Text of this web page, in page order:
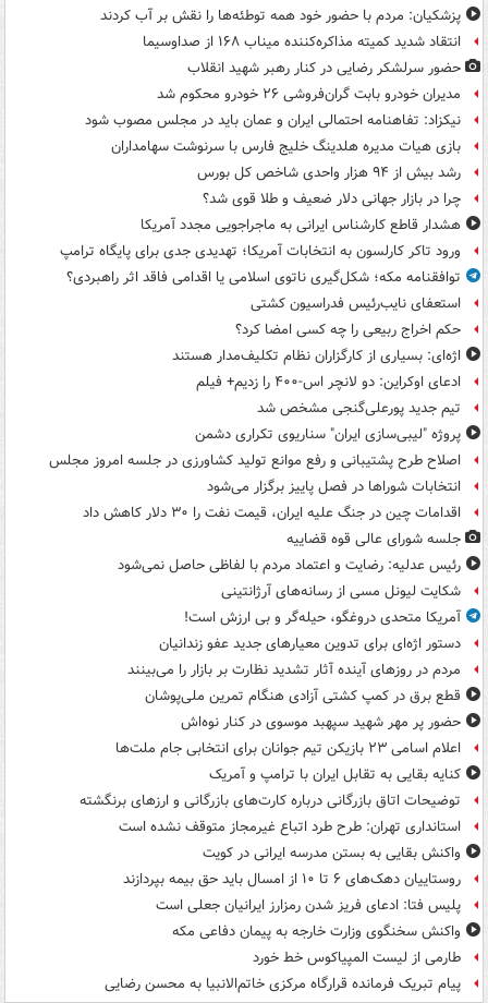
پزشکیان: مردم با حضور خود همه توطئه‌ها را نقش بر آب کردند
انتقاد شدید کمیته مذاکره‌کننده میناب ۱۶۸ از صداوسیما
حضور سرلشکر رضایی در کنار رهبر شهید انقلاب
مدیران خودرو بابت گران‌فروشی ۲۶ خودرو محکوم شد
نیکزاد: تفاهنامه احتمالی ایران و عمان باید در مجلس مصوب شود
بازی هیات مدیره هلدینگ خلیج فارس با سرنوشت سهامداران
رشد بیش از ۹۴ هزار واحدی شاخص کل بورس
چرا در بازار جهانی دلار ضعیف و طلا قوی شد؟
هشدار قاطع کارشناس ایرانی به ماجراجویی مجدد آمریکا
ورود تاکر کارلسون به انتخابات آمریکا؛ تهدیدی جدی برای پایگاه ترامپ
توافقنامه مکه؛ شکل‌گیری ناتوی اسلامی یا اقدامی فاقد اثر راهبردی؟
استعفای نایب‌رئیس فدراسیون کشتی
حکم اخراج ربیعی را چه کسی امضا کرد؟
اژه‌ای: بسیاری از کارگزاران نظام تکلیف‌مدار هستند
ادعای اوکراین: دو لانچر اس-۴۰۰ را زدیم+ فیلم
تیم جدید پورعلی‌گنجی مشخص شد
پروژه "لیبی‌سازی ایران" سناریوی تکراری دشمن
اصلاح طرح پشتیبانی و رفع موانع تولید کشاورزی در جلسه امروز مجلس
انتخابات شوراها در فصل پاییز برگزار می‌شود
اقدامات چین در جنگ علیه ایران، قیمت نفت را ۳۰ دلار کاهش داد
جلسه شورای عالی قوه قضاییه
رئیس عدلیه: رضایت و اعتماد مردم با لفاظی حاصل نمی‌شود
شکایت لیونل مسی از رسانه‌های آرژانتینی
آمریکا متحدی دروغگو، حیله‌گر و بی ارزش است!
دستور اژه‌ای برای تدوین معیارهای جدید عفو زندانیان
مردم در روزهای آینده آثار تشدید نظارت بر بازار را می‌بینند
قطع برق در کمپ کشتی آزادی هنگام تمرین ملی‌پوشان
حضور پر مهر شهید سپهبد موسوی در کنار نوه‌اش
اعلام اسامی ۲۳ بازیکن تیم جوانان برای انتخابی جام ملت‌ها
کنایه بقایی به تقابل ایران با ترامپ و آمریک
توضیحات اتاق بازرگانی درباره کارت‌های بازرگانی و ارزهای برنگشته
استانداری تهران: طرح طرد اتباع غیرمجاز متوقف نشده است
واکنش بقایی به بستن مدرسه ایرانی در کویت
روستاییان دهک‌های ۶ تا ۱۰ از امسال باید حق بیمه بپردازند
پلیس فتا: ادعای فریز شدن رمزارز ایرانیان جعلی است
واکنش سخنگوی وزارت خارجه به پیمان دفاعی مکه
طارمی از لیست المپیاکوس خط خورد
پیام تبریک فرمانده قرارگاه مرکزی خاتم‌الانبیا به محسن رضایی